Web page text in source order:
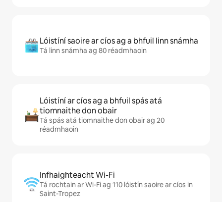
Lóistíní saoire ar cíos ag a bhfuil linn snámha
Tá linn snámha ag 80 réadmhaoin
Lóistíní ar cíos ag a bhfuil spás atá
tiomnaithe don obair
Tá spás atá tiomnaithe don obair ag 20
réadmhaoin
Infhaighteacht Wi-Fi
Tá rochtain ar Wi-Fi ag 110 lóistín saoire ar cíos in
Saint-Tropez